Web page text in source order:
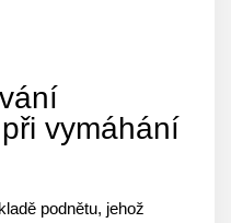
vymáhání
podnětu, jehož